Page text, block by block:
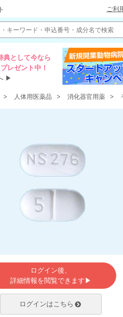
ご利
典として今なら
レゼント中！
▶
人体用医薬品 消化器官用薬
ログイン後、
詳細情報を閲覧できます▶
ログインはこちら